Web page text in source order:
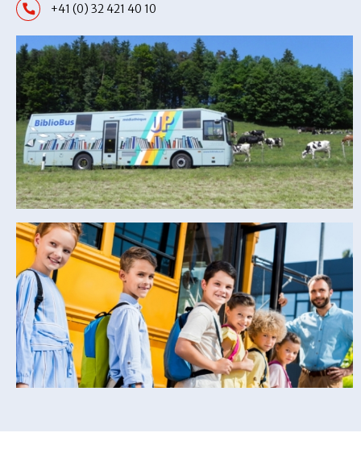
+41 (0) 32 421 40 10